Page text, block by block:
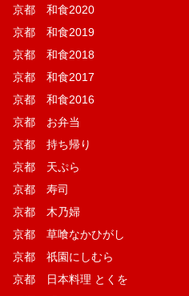
京都 和食2020
京都 和食2019
京都 和食2018
京都 和食2017
京都 和食2016
京都 お弁当
京都 持ち帰り
京都 天ぷら
京都 寿司
京都 木乃婦
京都 草喰なかひがし
京都 祇園にしむら
京都 日本料理 とくを